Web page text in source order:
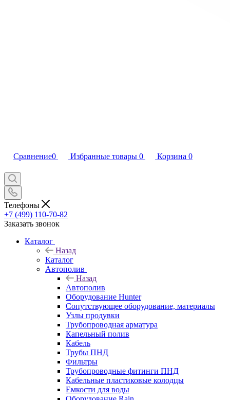
Сравнение0 Избранные товары 0 Корзина 0
Телефоны
+7 (499) 110-70-82
Заказать звонок
Каталог
Назад
Каталог
Автополив
Назад
Автополив
Оборудование Hunter
Сопутствующее оборудование, материалы
Узлы продувки
Трубопроводная арматура
Капельный полив
Кабель
Трубы ПНД
Фильтры
Трубопроводные фитинги ПНД
Кабельные пластиковые колодцы
Емкости для воды